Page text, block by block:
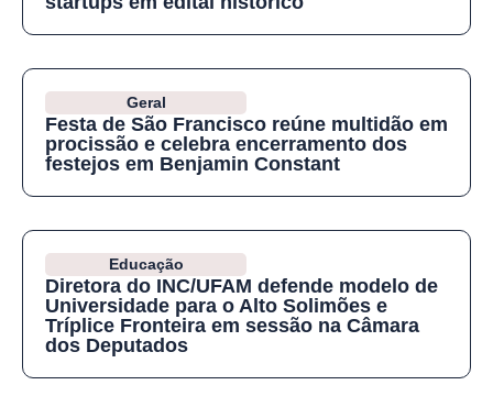
Geral
Festa de São Francisco reúne multidão em
procissão e celebra encerramento dos
festejos em Benjamin Constant
Educação
Diretora do INC/UFAM defende modelo de
Universidade para o Alto Solimões e
Tríplice Fronteira em sessão na Câmara
dos Deputados